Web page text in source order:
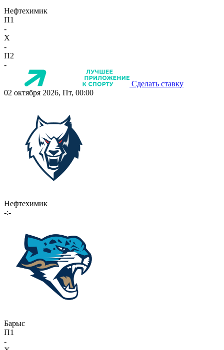
Нефтехимик
П1
-
X
-
П2
-
Сделать ставку
02 октября 2026, Пт, 00:00
Нефтехимик
-:-
Барыс
П1
-